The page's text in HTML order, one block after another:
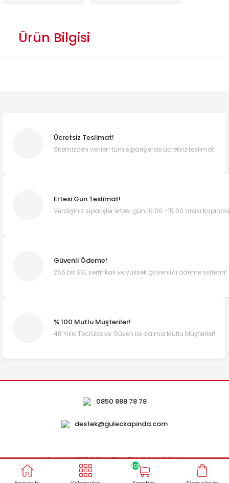
Ürün Bilgisi
NaN
Ücretsiz Teslimat!
Sitemizden verilen tüm siparişlerde ücretsiz teslimat!
Ertesi Gün Teslimat!
Verdiğiniz siparişler ertesi gün 10:00 -15:00 arası
Güvenli Ödeme!
256 bit SSL sertifikalı ve yüksek güvenlikli ödeme sistemi!
% 100 Mutlu Müşteriler!
48 Yıllık Tecrübe ve Güven ile daima Mutlu Müşteriler!
0850 888 78 78
destek@guleckapinda.com
Copyright 2025 © Güleç Piliç - Tüm Hakları Saklıdır.